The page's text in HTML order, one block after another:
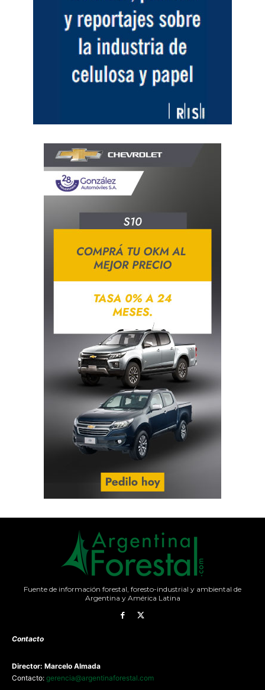
Fuente de información forestal, foresto-industrial y ambiental de
Argentina y América Latina
Contacto
Director: Marcelo Almada
Contacto: gerencia@argentinaforestal.com